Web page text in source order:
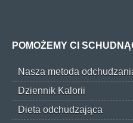
POMOŻEMY CI
Nasza metoda
Dziennik Kalorii
Dieta odchudzająca